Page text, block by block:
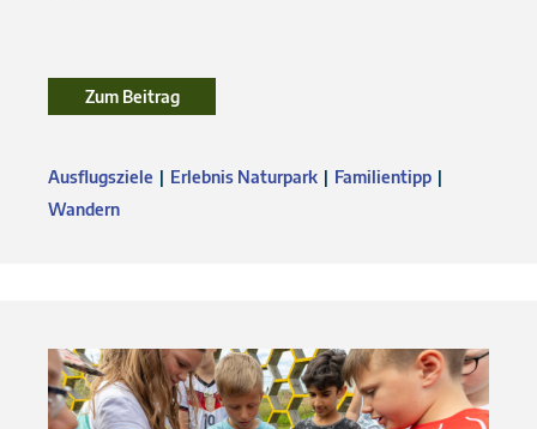
Zum Beitrag
Ausflugsziele Erlebnis Naturpark
Familientipp
Wandern